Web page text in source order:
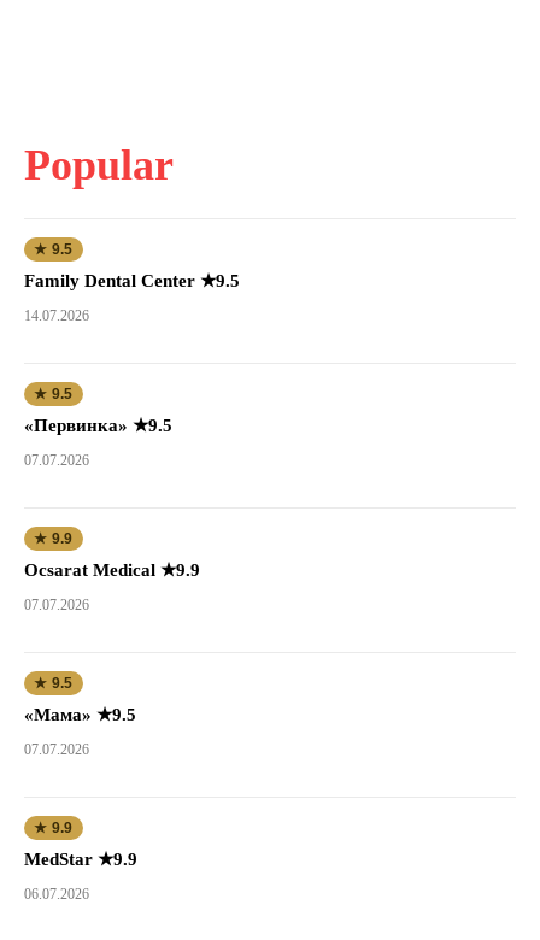
Popular
★ 9.5
Family Dental Center ★9.5
14.07.2026
★ 9.5
«Первинка» ★9.5
07.07.2026
★ 9.9
Ocsarat Medical ★9.9
07.07.2026
★ 9.5
«Мама» ★9.5
07.07.2026
★ 9.9
MedStar ★9.9
06.07.2026